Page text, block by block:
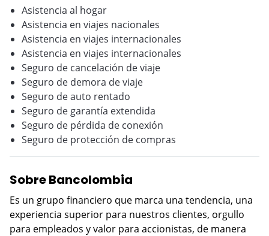
Asistencia al hogar
Asistencia en viajes nacionales
Asistencia en viajes internacionales
Asistencia en viajes internacionales
Seguro de cancelación de viaje
Seguro de demora de viaje
Seguro de auto rentado
Seguro de garantía extendida
Seguro de pérdida de conexión
Seguro de protección de compras
Sobre Bancolombia
Es un grupo financiero que marca una tendencia, una
experiencia superior para nuestros clientes, orgullo
para empleados y valor para accionistas, de manera